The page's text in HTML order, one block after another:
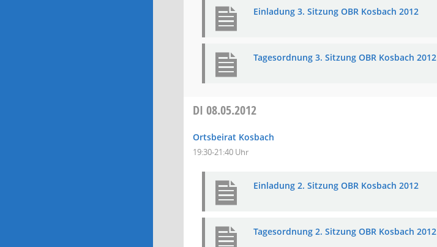
Einladung 3. Sitzung OBR Kosbach 2012
Tagesordnung 3. Sitzung OBR Kosbach 2012
DI 08.05.2012
Ortsbeirat Kosbach
19:30-21:40 Uhr
Einladung 2. Sitzung OBR Kosbach 2012
Tagesordnung 2. Sitzung OBR Kosbach 2012